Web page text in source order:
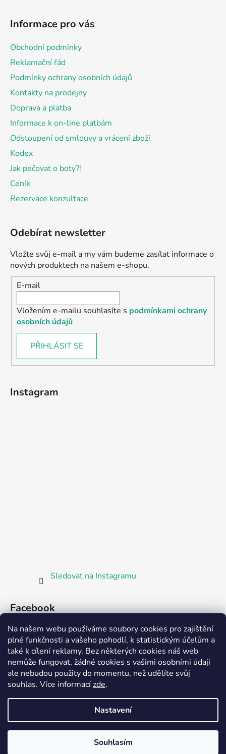
Na našem webu používáme soubory cookies pro zajištění
plné funkčnosti a vašeho pohodlí, k statistickým účelům a
také k cílení reklamy. Bez některých cookies náš web
nemůže fungovat, žádné cookies s vašimi osobními údaji
ale nebudou použity do momentu, než udělíte svůj
souhlas. Více informacízde.
Nastavení
Souhlasím
Informace pro vás
Obchodní podmínky
Reklamační řád
Podmínky ochrany osobních údajů
Kontakty na prodejny
Doprava a platba
Informace k on-line platbám
Odstoupení od smlouvy a vrácení zboží
Kodex
Jak pečovat o boty?!
Ceník
Rezervace konzultace
Odebírat newsletter
Vložte svůj e-mail a my vám budeme zasílat informace o
nových produktech na našem e-shopu.
E-mail
Vložením e-mailu souhlasíte s podmínkami ochrany
osobních údajů
PŘIHLÁSIT SE
Instagram
Sledovat na Instagramu
Facebook
Partnerská prodejna Barefoot Plzeň
Vytvořil Shoptet
Bosorka Plzeň